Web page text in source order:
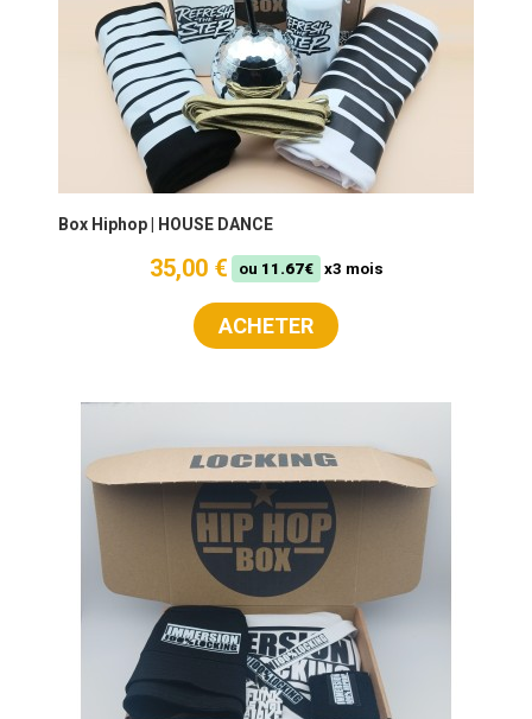
Box Hiphop | HOUSE DANCE
35,00 € ou 11.67€ x3 mois
ACHETER